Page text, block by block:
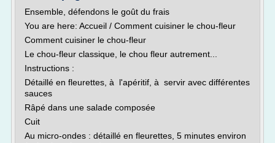
Ensemble, défendons le goût du frais
You are here: Accueil / Comment cuisiner le chou-fleur
Comment cuisiner le chou-fleur
Le chou-fleur classique, le chou fleur autrement...
Instructions :
Détaillé en fleurettes, à l'apéritif, à servir avec différentes
sauces
Râpé dans une salade composée
Cuit
Au micro-ondes : détaillé en fleurettes, 5 minutes environ